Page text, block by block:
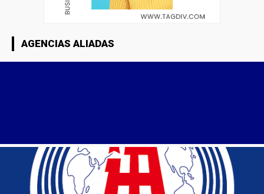
AGENCIAS ALIADAS